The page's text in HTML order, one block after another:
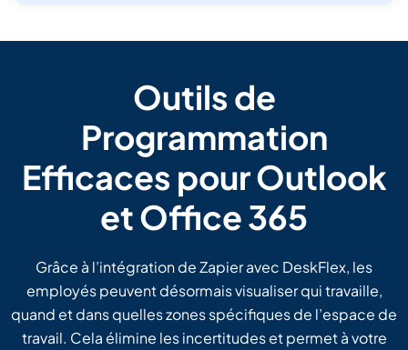
Outils de
Programmation
Efficaces pour Outlook
et Office 365
Grâce à l’intégration de Zapier avec DeskFlex, les
employés peuvent désormais visualiser qui travaille,
quand et dans quelles zones spécifiques de l’espace de
travail. Cela élimine les incertitudes et permet à votre